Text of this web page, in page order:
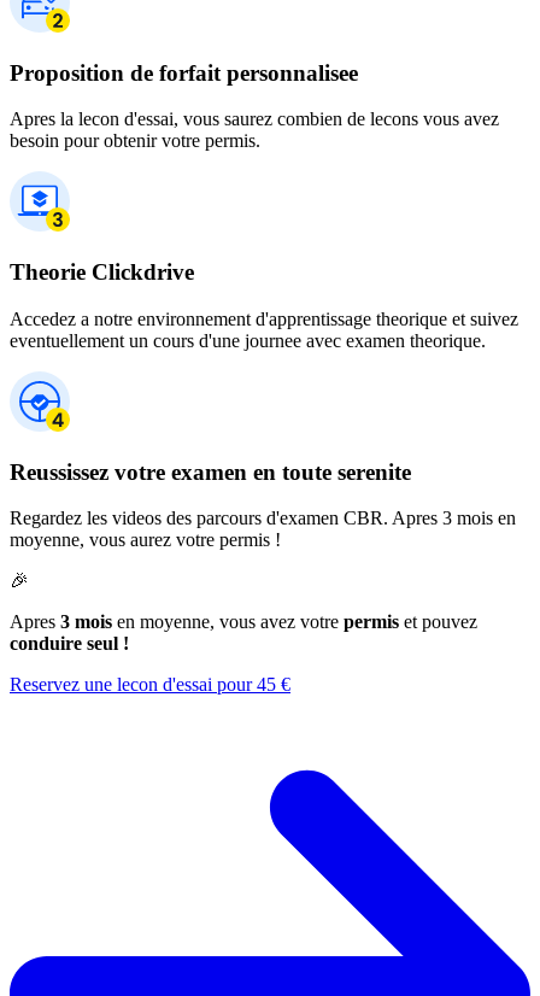
Proposition de forfait personnalisee
Apres la lecon d'essai, vous saurez combien de lecons vous avez
besoin pour obtenir votre permis.
Theorie Clickdrive
Accedez a notre environnement d'apprentissage theorique et suivez
eventuellement un cours d'une journee avec examen theorique.
Reussissez votre examen en toute serenite
Regardez les videos des parcours d'examen CBR. Apres 3 mois en
moyenne, vous aurez votre permis !
🎉
Apres 3 mois en moyenne, vous avez votre permis et pouvez
conduire seul !
Reservez une lecon d'essai pour 45 €